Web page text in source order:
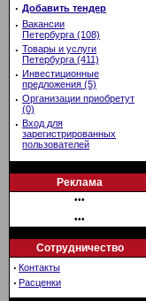
· Добавить тендер
· Вакансии
Петербурга (108)
· Товары и услуги
Петербурга (411)
· Инвестиционные
предложения (5)
· Организации приобретут
(0)
· Вход для
зарегистрированных
пользователей
Реклама
•••
•••
Сотрудничество
· Контакты
· Расценки